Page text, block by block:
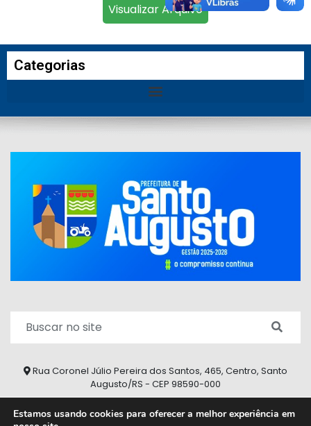
Visualizar Arquivo
Categorias
Rua Coronel Júlio Pereira dos Santos, 465, Centro, Santo
Augusto/RS - CEP 98590-000
Estamos usando cookies para oferecer a melhor experiência em